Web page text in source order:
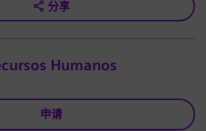
分享
Humanos
申请